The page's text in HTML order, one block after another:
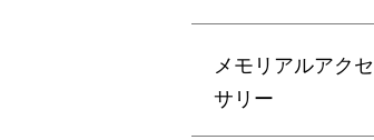
メモリアルアクセ
サリー